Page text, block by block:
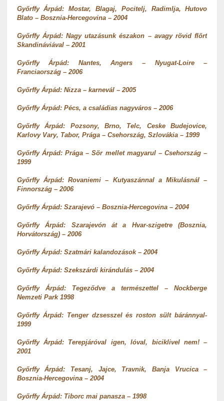
Győrffy Árpád: Mostar, Blagaj, Pocitelj, Radimlja, Hutovo
Blato – Bosznia-Hercegovina – 2004
Győrffy Árpád: Nagy utazásunk északon – avagy rövid flört
Skandináviával – 2001
Győrffy Árpád: Nantes, Angers – Nyugat-Loire –
Franciaország – 2006
Győrffy Árpád: Nizza – karnevál – 2005
Győrffy Árpád: Pécs, a családias nagyváros – 2006
Győrffy Árpád: Pozsony, Brno, Telc, Ceske Budejovice,
Karlovy Vary, Tabor, Prága – Csehország, Szlovákia – 1999
Győrffy Árpád: Prága – Sör mellet magyarul – Csehország –
1999
Győrffy Árpád: Rovaniemi – Kutyaszánnal a Mikulásnál –
Finnország – 2006
Győrffy Árpád: Szarajevó – Bosznia-Hercegovina – 2004
Győrffy Árpád: Szarajevón át a Hvar-szigetre (Bosznia,
Horvátország) – 2006
Győrffy Árpád: Szatmári kalandozások – 2004
Győrffy Árpád: Szekszárdi kirándulás – 2004
Győrffy Árpád: Tegeződve a természettel – Nockberge
Nemzeti Park 1998
Győrffy Árpád: Tenger dzsesszel és roston sült báránnyal-
1999
Győrffy Árpád: Terepjáróval igen, lóval, biciklivel nem! –
2001
Győrffy Árpád: Tesanj, Jajce, Travnik, Banja Vrucica –
Bosznia-Hercegovina – 2004
Győrffy Árpád: Tiborc mai panasza – 1998